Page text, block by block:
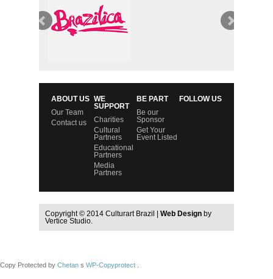
ABOUT US
Our Team
Contact us
WE
SUPPORT
Charities
Cultural
Partners
Educational
Partners
Media
Partners
BE PART
Be our
Sponsor
Get Your
Event Listed
FOLLOW US
Copyright © 2014 Culturart Brazil | Web Design by
Vertice Studio.
Copy Protected by Chetan s WP-Copyprotect